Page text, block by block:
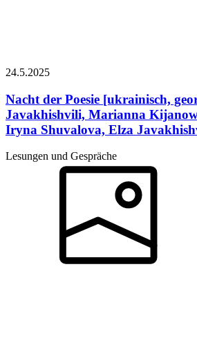
24.5.2025
Nacht der Poesie [ukrainisch,
Javakhishvili, Marianna
Iryna Shuvalova, Elza
Lesungen und Gespräche